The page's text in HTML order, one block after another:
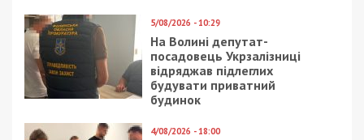
5/08/2026 - 10:29
На Волині депутат-
посадовець Укрзалізниці
відряджав підлеглих
будувати приватний
будинок
4/08/2026 - 18:00